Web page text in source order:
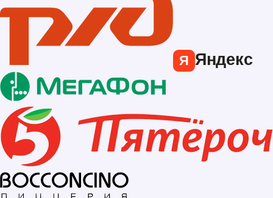
Я Яндекс